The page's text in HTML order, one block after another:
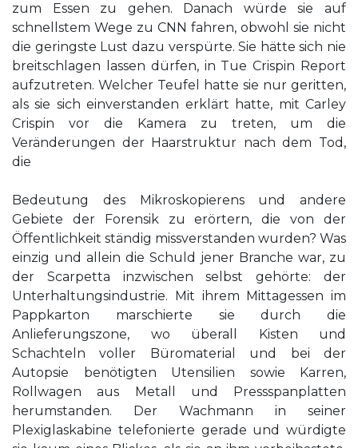
zum Essen zu gehen. Danach würde sie auf
schnellstem Wege zu CNN fahren, obwohl sie nicht
die geringste Lust dazu verspürte. Sie hätte sich nie
breitschlagen lassen dürfen, in Tue Crispin Report
aufzutreten. Welcher Teufel hatte sie nur geritten,
als sie sich einverstanden erklärt hatte, mit Carley
Crispin vor die Kamera zu treten, um die
Veränderungen der Haarstruktur nach dem Tod,
die
Bedeutung des Mikroskopierens und andere
Gebiete der Forensik zu erörtern, die von der
Öffentlichkeit ständig missverstanden wurden? Was
einzig und allein die Schuld jener Branche war, zu
der Scarpetta inzwischen selbst gehörte: der
Unterhaltungsindustrie. Mit ihrem Mittagessen im
Pappkarton marschierte sie durch die
Anlieferungszone, wo überall Kisten und
Schachteln voller Büromaterial und bei der
Autopsie benötigten Utensilien sowie Karren,
Rollwagen aus Metall und Pressspanplatten
herumstanden. Der Wachmann in seiner
Plexiglaskabine telefonierte gerade und würdigte